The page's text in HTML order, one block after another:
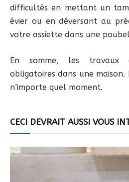
difficultés en mettant un
évier ou en déversant au
votre assiette dans une
En somme, les travaux
obligatoires dans une
n’importe quel moment.
CECI DEVRAIT AUSSI VOUS